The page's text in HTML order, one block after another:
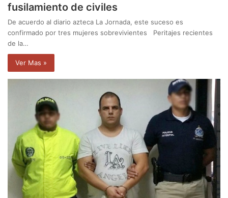
fusilamiento de civiles
De acuerdo al diario azteca La Jornada, este suceso es
confirmado por tres mujeres sobrevivientes Peritajes recientes
de la…
Ver Mas »